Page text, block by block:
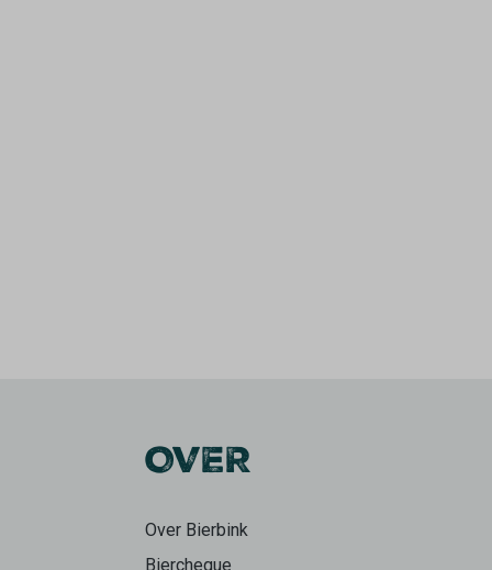
OVER
Over Bierbink
Biercheque